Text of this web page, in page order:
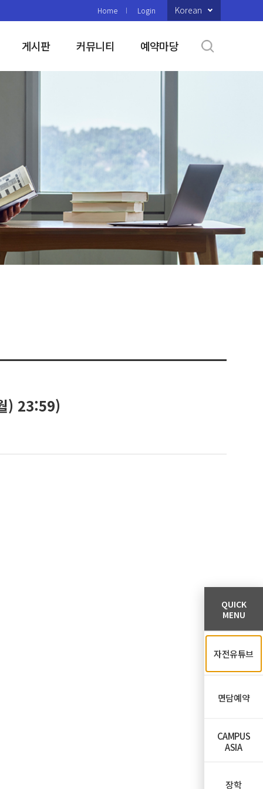
Home Login Korean
게시판 커뮤니티 예약마당
) 23:59)
QUICK
MENU
자전유튜브
면담예약
CAMPUS
ASIA
장학